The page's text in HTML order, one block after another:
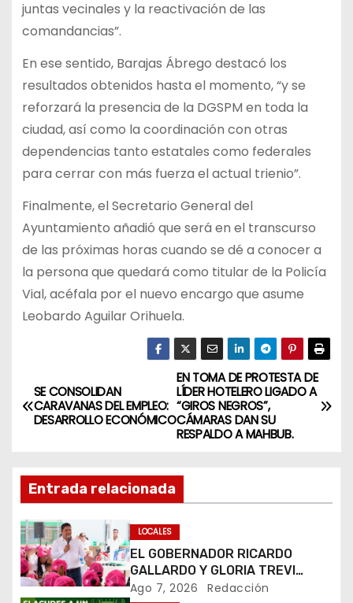
juntas vecinales y la reactivación de las
comandancias”.
En ese sentido, Barajas Ábrego destacó los
resultados obtenidos hasta el momento, “y se
reforzará la presencia de la DGSPM en toda la
ciudad, así como la coordinación con otras
dependencias tanto estatales como federales
para cerrar con más fuerza el actual trienio”.
Finalmente, el Secretario General del
Ayuntamiento añadió que será en el transcurso
de las próximas horas cuando se dé a conocer a
la persona que quedará como titular de la Policía
Vial, acéfala por el nuevo encargo que asume
Leobardo Aguilar Orihuela.
N
a
e
g
a
c
EN TOMA DE PROTESTA DE
LÍDER HOTELERO LIGADO A
“GIROS NEGROS”,
CÁMARAS DAN SU
RESPALDO A MAHBUB.
SE CONSOLIDAN
CARAVANAS DEL EMPLEO:
DESARROLLO ECONÓMICO
Entrada relacionada
LOCALES
EL GOBERNADOR RICARDO
GALLARDO Y GLORIA TREVI
LLEVAN ESPERANZA A LA PILA
Ago 7, 2026 Redacción